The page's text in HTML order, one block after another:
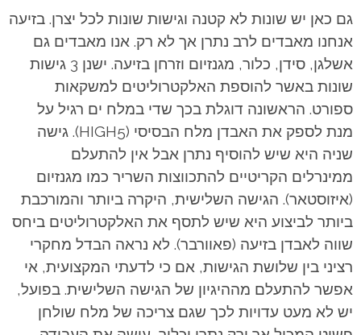
גם כאן יש שונות לא קטנה וגישות שונות לכל יצרן. בזיעה
אנחנו מאבדים לרב נתרן אך לא רק. אנו מאבדים גם
אשלגן, סידן, כלור, מגנזיום וזרחן בזיעה. ישנן 3 גישות
שונות באשר להוספת האלקטרוליטים למשקאות
ספורט. הראשונה דוגלת בכך שדי במלח ים רגיל על
מנת לספק את האבדן מלח הבסיסי (HIGH5). גישה
שניה היא שיש להוסיף נתרן אבל אין להתעלם
ממינרלים הקריטיים להתכווצות השריר כמו מגנזיום
(איזוסטאר). הגישה השלישית, היקרה ביותר והמורכבת
ביותר לביצוע היא שיש לתסף את האלקטרוליטים ביחס
שווה לאבדן בזיעה (פאוורבר). לא נראה הבדל מחקרי
רציני בין שלושת הגישות, אם כי לדעתי המקצועית, אי
אפשר להתעלם מההיגיון של הגישה השלישית. בפועל,
יש לא מעט עדויות לכך שגם צריכה של מלח שולחן